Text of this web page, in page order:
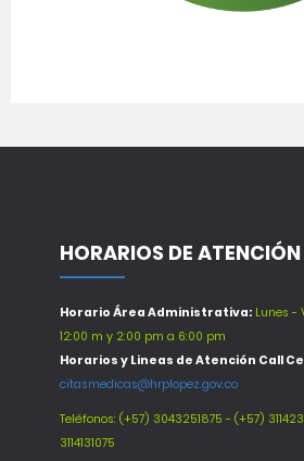
HORARIOS DE ATENCIÓN
Horario Área Administrativa: Lunes -
12:00 m y 2:00 pm a 6:00 pm
Horarios y Lineas de Atención Call
citasmedicas@hrplopez.gov.co
Teléfonos: (+57) 3043251875 - (+57)
3114131075